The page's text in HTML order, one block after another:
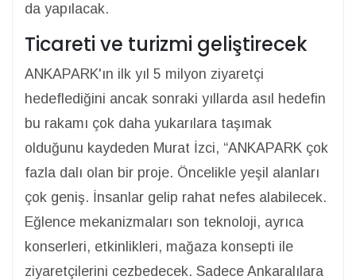
da yapılacak.
Ticareti ve turizmi geliştirecek
ANKAPARK'ın ilk yıl 5 milyon ziyaretçi
hedeflediğini ancak sonraki yıllarda asıl hedefin
bu rakamı çok daha yukarılara taşımak
olduğunu kaydeden Murat İzci, “ANKAPARK çok
fazla dalı olan bir proje. Öncelikle yeşil alanları
çok geniş. İnsanlar gelip rahat nefes alabilecek.
Eğlence mekanizmaları son teknoloji, ayrıca
konserleri, etkinlikleri, mağaza konsepti ile
ziyaretçilerini cezbedecek. Sadece Ankaralılara